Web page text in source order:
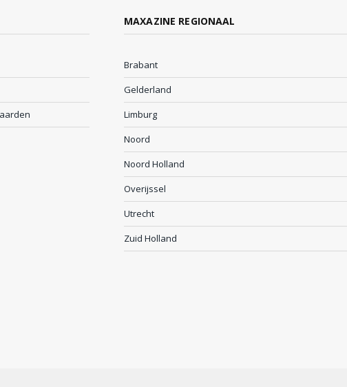
MAXAZINE REGIONAAL
Brabant
Gelderland
Limburg
Noord
Noord Holland
Overijssel
Utrecht
Zuid Holland